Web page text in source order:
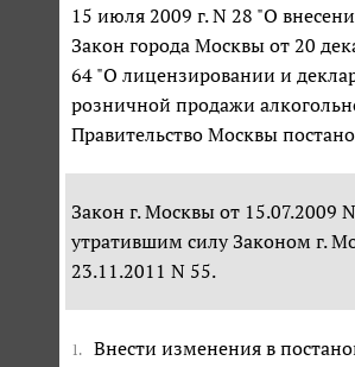
15 июля 2009 г. N 28 "О
Закон города Москвы от 20
64 "О лицензировании и
розничной продажи
Правительство Москвы
Закон г. Москвы от 15.07.2009
утратившим силу Законом г.
23.11.2011 N 55.
1. Внести изменения в